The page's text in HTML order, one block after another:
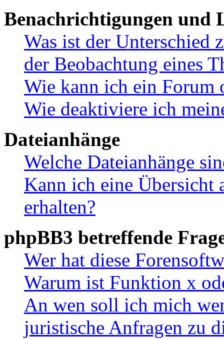
Benachrichtigungen und
Was ist der Unterschied
der Beobachtung eines
Wie kann ich ein Forum
Wie deaktiviere ich
Dateianhänge
Welche Dateianhänge
Kann ich eine Übersicht
erhalten?
phpBB3 betreffende
Wer hat diese
Warum ist Funktion x
An wen soll ich mich
juristische Anfragen zu